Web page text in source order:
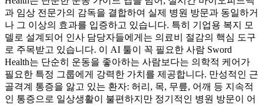
과 임상 전문가의 감독을 결합하여 실제 병원 방문과 동일하거
나 그 이상의 효과를 입증하고 있습니다. 특히 기업용 복지 모
델로 설계되어 인사 담당자들에게는 의료비 절감의 핵심 도구
로 주목받고 있습니다. 이 AI 툴이 꼭 필요한 사람 Sword
Health는 단순히 운동을 좋아하는 사람보다는 의학적 케어가
필요한 특정 그룹에게 강력한 가치를 제공합니다. 만성적인 근
골격계 통증을 앓고 있는 환자: 허리, 목, 무릎, 어깨 등 지속적
인 통증으로 일상생활이 불편하지만 정기적인 병원 방문이 어